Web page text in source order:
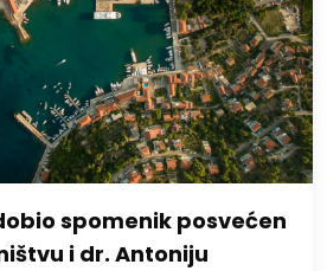
spomenik posvećen
i dr. Antoniju